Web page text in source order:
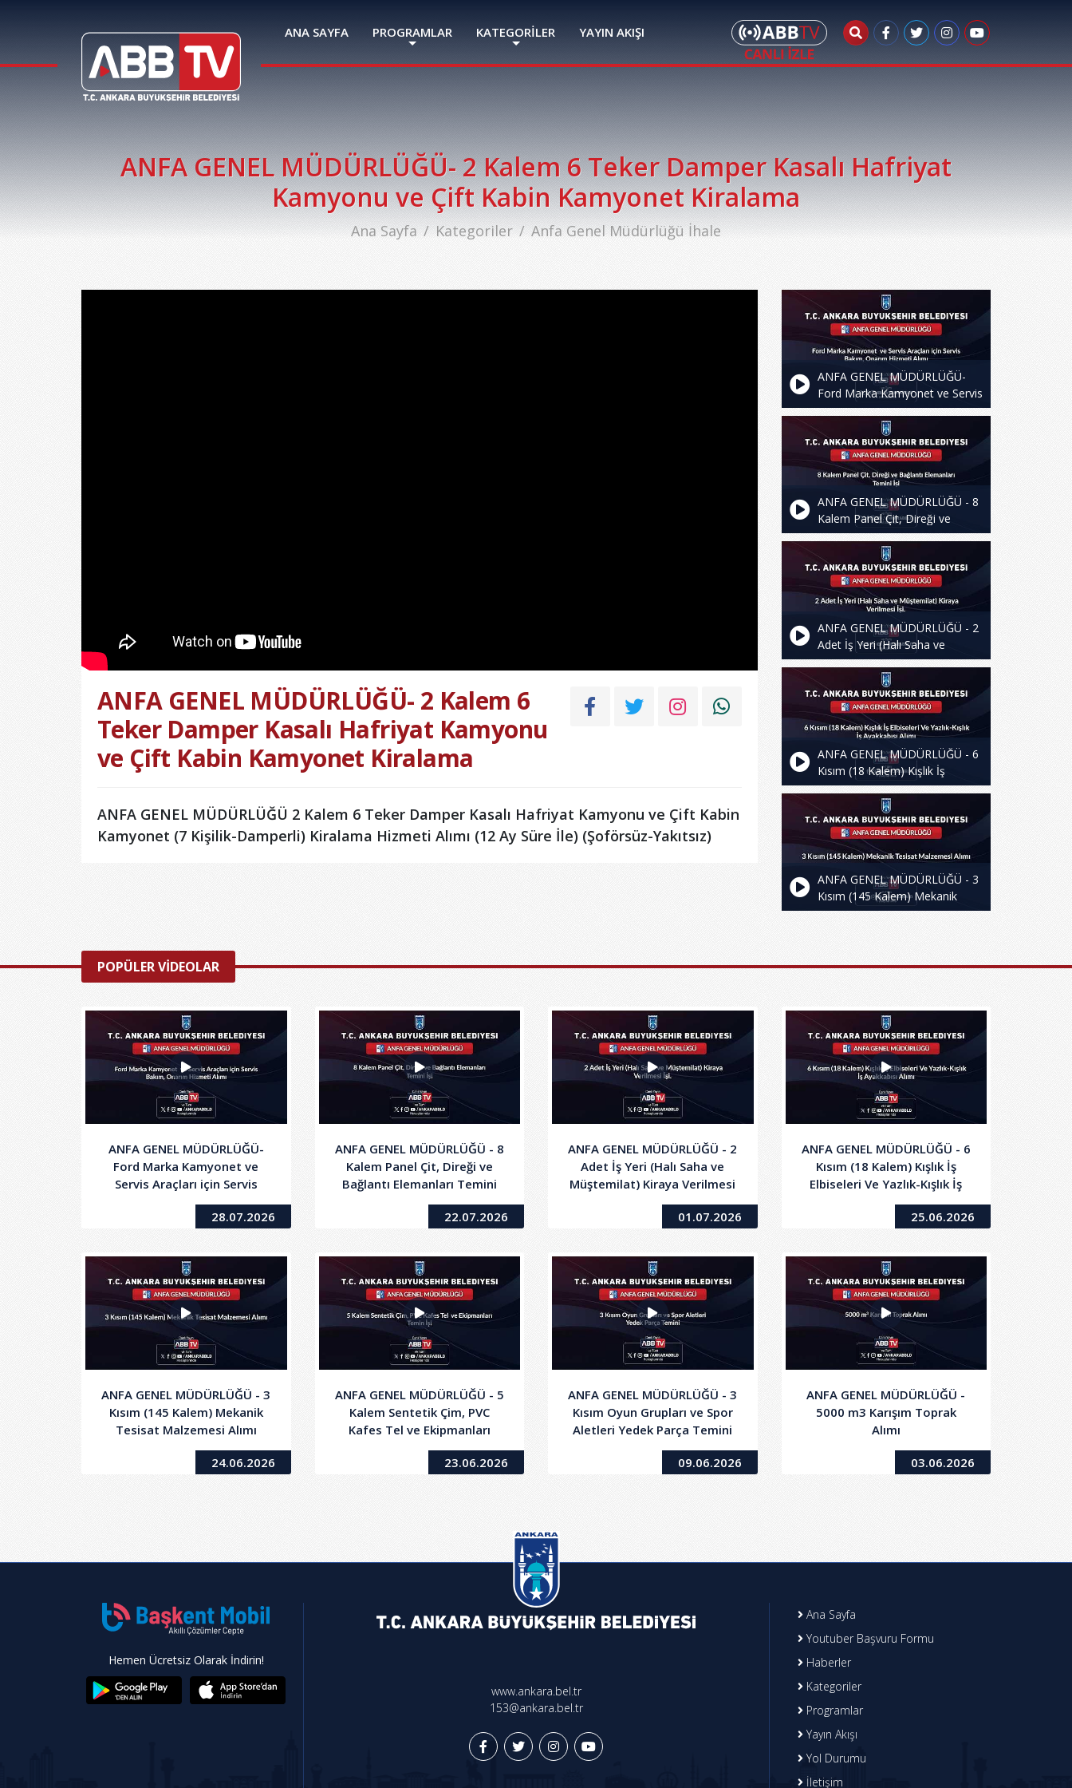
ANA SAYFA PROGRAMLAR KATEGORİLER YAYIN AKIŞI
ANFA GENEL MÜDÜRLÜĞÜ- 2 Kalem 6 Teker Damper Kasalı Hafriyat
Kamyonu ve Çift Kabin Kamyonet Kiralama
Ana Sayfa Kategoriler Anfa Genel Müdürlüğü İhale
ANFA GENEL MÜDÜRLÜĞÜ- 2 Kalem 6
Teker Damper Kasalı Hafriyat Kamyonu
ve Çift Kabin Kamyonet Kiralama
ANFA GENEL MÜDÜRLÜĞÜ 2 Kalem 6 Teker Damper Kasalı Hafriyat Kamyonu ve Çift Kabin
Kamyonet (7 Kişilik-Damperli) Kiralama Hizmeti Alımı (12 Ay Süre İle) (Şoförsüz-Yakıtsız)
ANFA GENEL MÜDÜRLÜĞÜ-
Ford Marka Kamyonet ve Servis
Araçları için Servis Bakım,
Onarım Hizmeti Alımı
ANFA GENEL MÜDÜRLÜĞÜ - 8
Kalem Panel Çit, Direği ve
Bağlantı Elemanları Temini İşi
ANFA GENEL MÜDÜRLÜĞÜ - 2
Adet İş Yeri (Halı Saha ve
Müştemilat) Kiraya Verilmesi İşi
ANFA GENEL MÜDÜRLÜĞÜ - 6
Kısım (18 Kalem) Kışlık İş
Elbiseleri Ve Yazlık-Kışlık İş
Ayakkabısı Alımı
ANFA GENEL MÜDÜRLÜĞÜ - 3
Kısım (145 Kalem) Mekanik
Tesisat Malzemesi Alımı
POPÜLER VİDEOLAR
ANFA GENEL MÜDÜRLÜĞÜ-
Ford Marka Kamyonet ve
Servis Araçları için Servis
Bakım, Onarım Hizmeti Alımı
28.07.2026
ANFA GENEL MÜDÜRLÜĞÜ - 8
Kalem Panel Çit, Direği ve
Bağlantı Elemanları Temini
22.07.2026
ANFA GENEL MÜDÜRLÜĞÜ - 2
Adet İş Yeri (Halı Saha ve
Müştemilat) Kiraya Verilmesi
01.07.2026
ANFA GENEL MÜDÜRLÜĞÜ - 6
Kısım (18 Kalem) Kışlık İş
Elbiseleri Ve Yazlık-Kışlık İş
Ayakkabısı Alımı
25.06.2026
ANFA GENEL MÜDÜRLÜĞÜ - 3
Kısım (145 Kalem) Mekanik
Tesisat Malzemesi Alımı
24.06.2026
ANFA GENEL MÜDÜRLÜĞÜ - 5
Kalem Sentetik Çim, PVC
Kafes Tel ve Ekipmanları
Temin İşi
23.06.2026
ANFA GENEL MÜDÜRLÜĞÜ - 3
Kısım Oyun Grupları ve Spor
Aletleri Yedek Parça Temini
09.06.2026
ANFA GENEL MÜDÜRLÜĞÜ -
5000 m3 Karışım Toprak
Alımı
03.06.2026
Hemen Ücretsiz Olarak İndirin!
www.ankara.bel.tr
153@ankara.bel.tr
Ana Sayfa
Youtuber Başvuru Formu
Haberler
Kategoriler
Programlar
Yayın Akışı
Yol Durumu
İletişim